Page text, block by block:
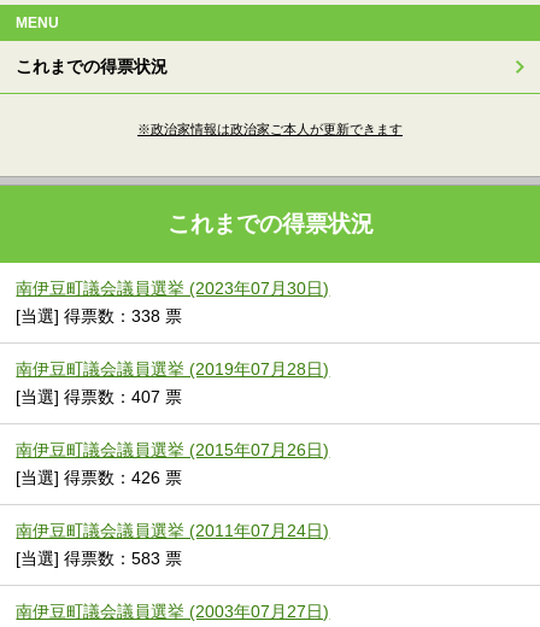
MENU
これまでの得票状況
※政治家情報は政治家ご本人が更新できます
これまでの得票状況
南伊豆町議会議員選挙 (2023年07月30日)
[当選] 得票数：338 票
南伊豆町議会議員選挙 (2019年07月28日)
[当選] 得票数：407 票
南伊豆町議会議員選挙 (2015年07月26日)
[当選] 得票数：426 票
南伊豆町議会議員選挙 (2011年07月24日)
[当選] 得票数：583 票
南伊豆町議会議員選挙 (2003年07月27日)